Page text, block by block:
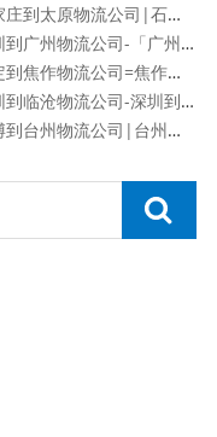
石家庄到太原物流公司|石家庄到太原货运专线
深圳到广州物流公司-「广州专线」
保定到焦作物流公司=焦作专线
深圳到临沧物流公司-深圳到临沧货运专线
淄博到台州物流公司|台州专线